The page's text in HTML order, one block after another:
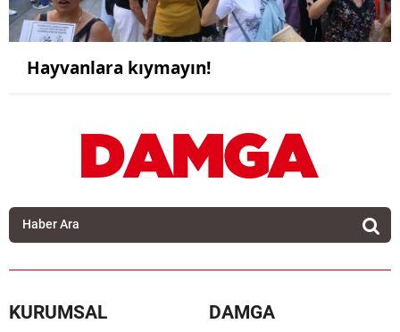
Hayvanlara kıymayın!
KURUMSAL DAMGA